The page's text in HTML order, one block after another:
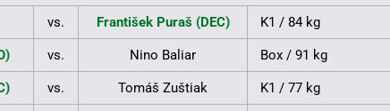
vs. František Puraš (DEC) K1 / 84 kg
vs. Nino Baliar Box / 91 kg
vs. Tomáš Zuštiak K1 / 77 kg